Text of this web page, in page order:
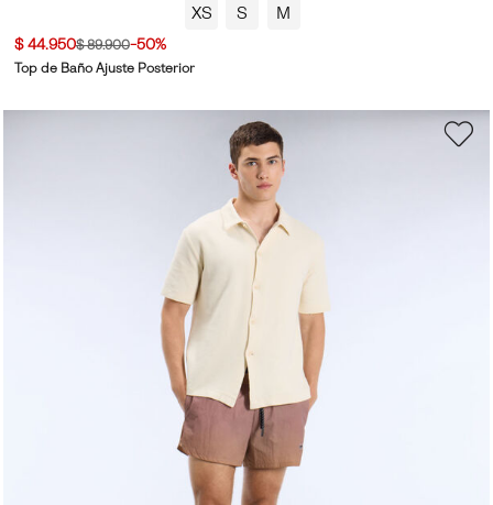
XS S M
$ 44.950$ 89.900-50%
Top de Baño Ajuste Posterior